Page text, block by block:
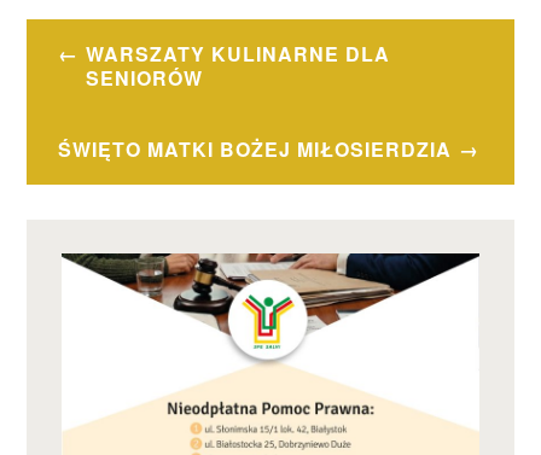
Nawigacja
wpisu
WARSZATY KULINARNE DLA
SENIORÓW
ŚWIĘTO MATKI BOŻEJ MIŁOSIERDZIA